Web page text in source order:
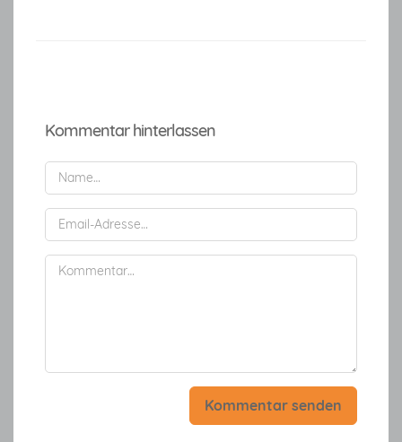
Kommentar hinterlassen
Kommentar senden